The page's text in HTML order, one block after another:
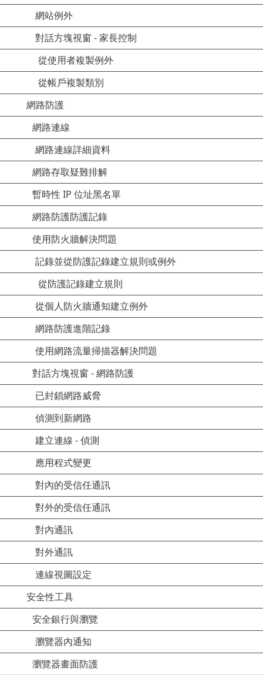
網站例外
對話方塊視窗 - 家長控制
從使用者複製例外
從帳戶複製類別
網路防護
網路連線
網路連線詳細資料
網路存取疑難排解
暫時性 IP 位址黑名單
網路防護防護記錄
使用防火牆解決問題
記錄並從防護記錄建立規則或例外
從防護記錄建立規則
從個人防火牆通知建立例外
網路防護進階記錄
使用網路流量掃描器解決問題
對話方塊視窗 - 網路防護
已封鎖網路威脅
偵測到新網路
建立連線 - 偵測
應用程式變更
對內的受信任通訊
對外的受信任通訊
對內通訊
對外通訊
連線視圖設定
安全性工具
安全銀行與瀏覽
瀏覽器內通知
瀏覽器畫面防護